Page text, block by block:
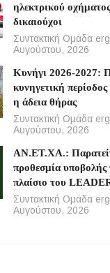
ηλεκτρικού
δικαιούχοι
Συντακτική Ομάδα
Αυγούστου, 2026
Κυνήγι 2026-2027:
κυνηγετική περίοδος
η άδεια θήρας
Συντακτική Ομάδα
Αυγούστου, 2026
ΑΝ.ΕΤ.ΧΑ.:
προθεσμία
πλαίσιο του
Συντακτική Ομάδα
Αυγούστου, 2026